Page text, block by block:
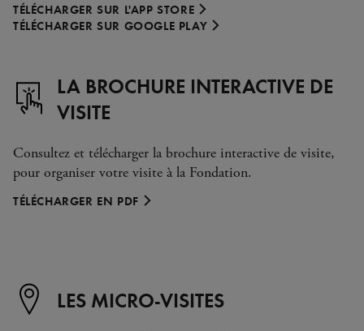
TÉLÉCHARGER SUR L'APP STORE
TÉLÉCHARGER SUR GOOGLE PLAY
LA BROCHURE INTERACTIVE DE
VISITE
Consultez et télécharger la brochure interactive de visite,
pour organiser votre visite à la Fondation.
TÉLÉCHARGER EN PDF
LES MICRO-VISITES